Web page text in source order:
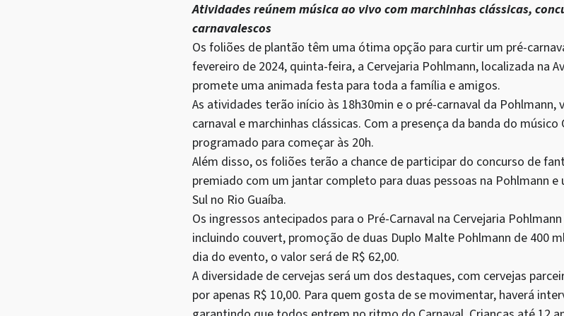
Atividades reúnem música ao vivo com marchinhas clássicas,
carnavalescos
Os foliões de plantão têm uma ótima opção para curtir um pré-
fevereiro de 2024, quinta-feira, a Cervejaria Pohlmann, localizada na
promete uma animada festa para toda a família e amigos.
As atividades terão início às 18h30min e o pré-carnaval da
carnaval e marchinhas clássicas. Com a presença da banda do
programado para começar às 20h.
Além disso, os foliões terão a chance de participar do concurso de
premiado com um jantar completo para duas pessoas na Pohlmann e
Sul no Rio Guaíba.
Os ingressos antecipados para o Pré-Carnaval na Cervejaria
incluindo couvert, promoção de duas Duplo Malte Pohlmann de 400
dia do evento, o valor será de R$ 62,00.
A diversidade de cervejas será um dos destaques, com cervejas
por apenas R$ 10,00. Para quem gosta de se movimentar, haverá